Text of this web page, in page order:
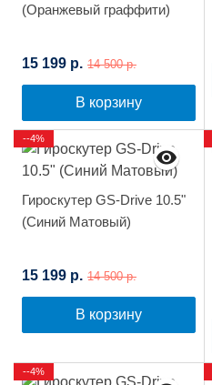
(Оранжевый граффити)
15 199 р. 14 500 р.
В корзину
Гироскутер GS-Drive 10.5"
(Синий Матовый)
15 199 р. 14 500 р.
В корзину
--4%
--4%